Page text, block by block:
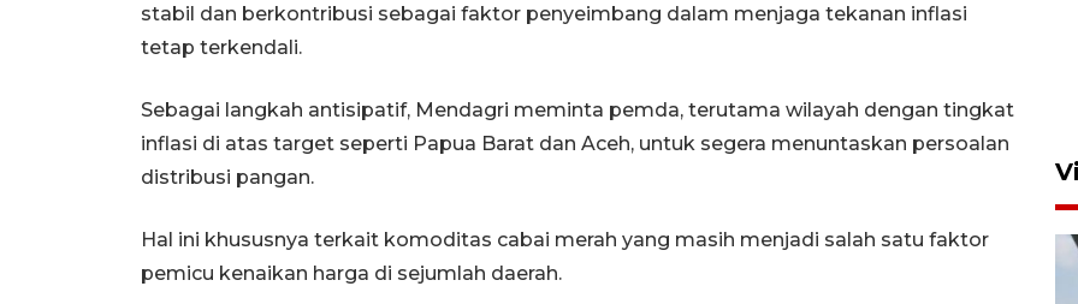
stabil dan berkontribusi sebagai faktor penyeimbang dalam menjaga tekanan inflasi
tetap terkendali.
Sebagai langkah antisipatif, Mendagri meminta pemda, terutama wilayah dengan tingkat
inflasi di atas target seperti Papua Barat dan Aceh, untuk segera menuntaskan persoalan
distribusi pangan.
Hal ini khususnya terkait komoditas cabai merah yang masih menjadi salah satu faktor
pemicu kenaikan harga di sejumlah daerah.